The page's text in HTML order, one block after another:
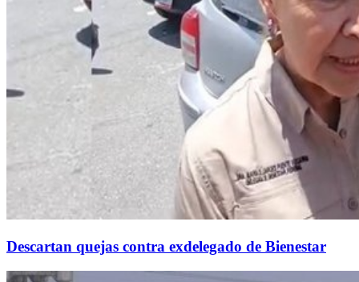
Descartan quejas contra exdelegado de Bienestar